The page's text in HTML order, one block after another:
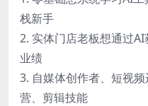
栈新手
2. 实体门店老板想通过
业绩
3. 自媒体创作者、短视
营、剪辑技能